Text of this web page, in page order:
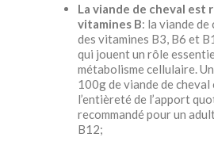
La viande de cheval est
vitamines B: la viande
des vitamines B3, B6 et
qui jouent un rôle
métabolisme cellulaire.
100g de viande de
l’entièreté de l’apport
recommandé pour un
B12;